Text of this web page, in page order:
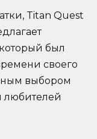
Titan Quest
был
своего
выбором
любителей